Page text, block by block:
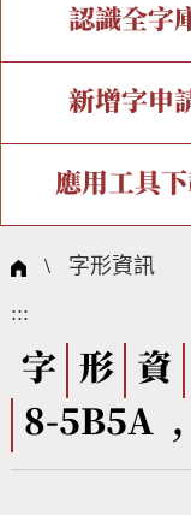
認識全字
全字庫介
中文碼介
國際字碼相關
IDS查詢
複合查詢
筆畫查詢
筆順序查詢
CNS查詢
新增字申
新字申請處理
字形即時顯
全字庫授權
應用工具
個人電腦造字
字形下載
問題集
熱門查詢統
\ 字形資訊
:::
字 形 資
8-5B5A